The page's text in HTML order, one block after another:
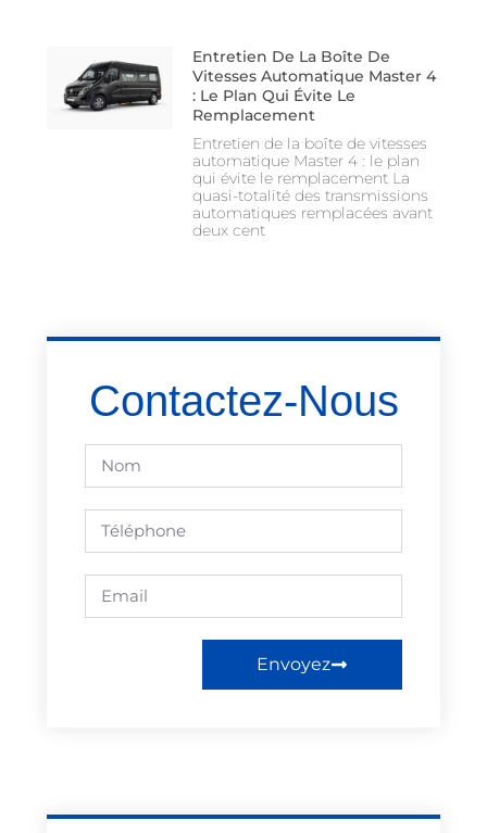
Entretien De La Boîte De
Vitesses Automatique Master 4
: Le Plan Qui Évite Le
Remplacement
Entretien de la boîte de vitesses
automatique Master 4 : le plan
qui évite le remplacement La
quasi-totalité des transmissions
automatiques remplacées avant
deux cent
Contactez-Nous
Envoyez